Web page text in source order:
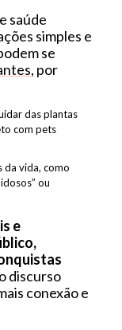
saúde
simples e
se
, por
das plantas
com pets
da vida, como
ou
e
discurso
conexão e